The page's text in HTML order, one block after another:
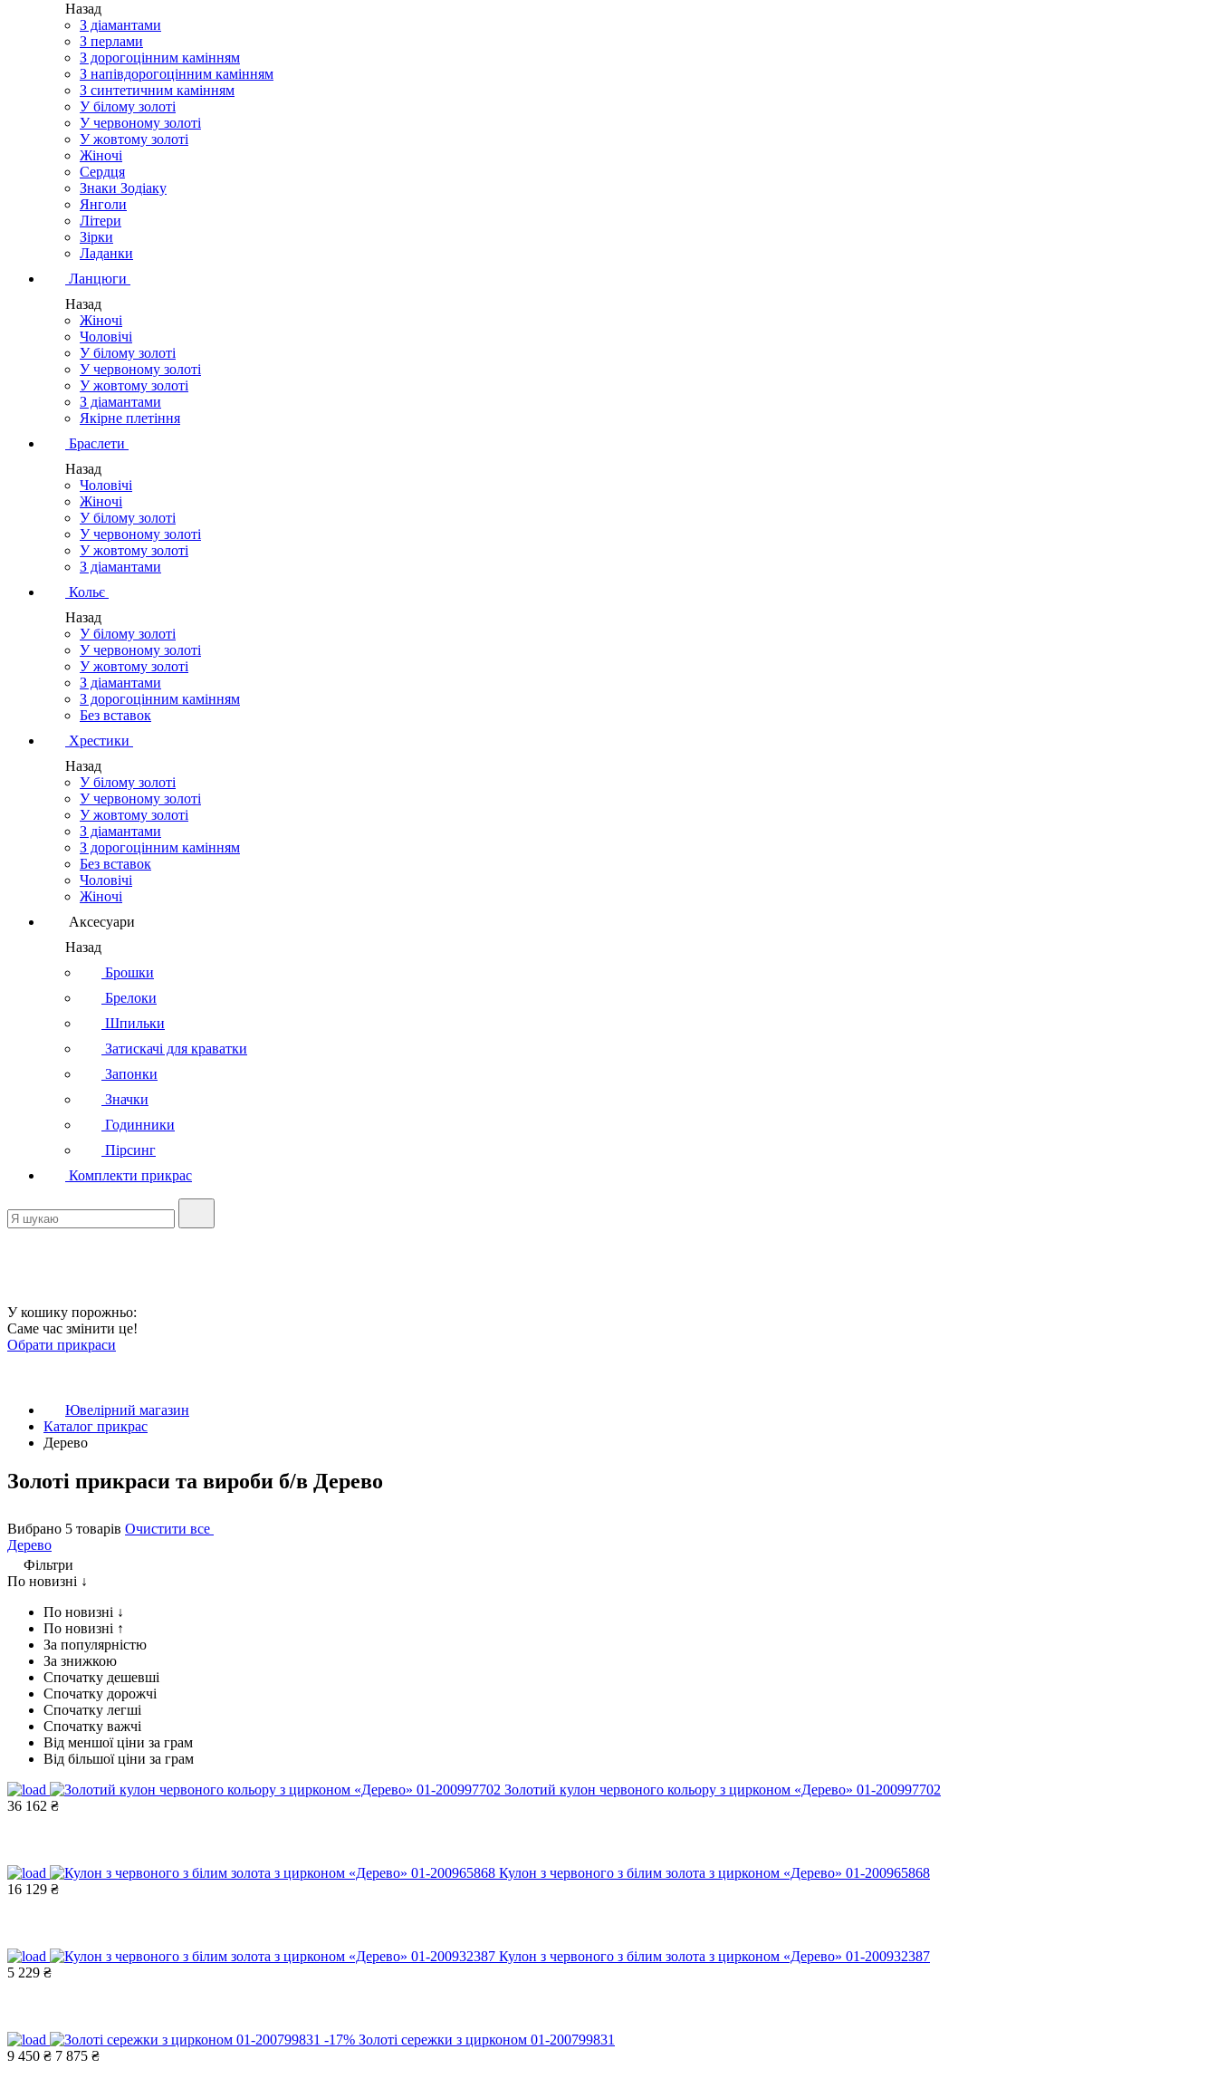
Назад
З діамантами
З перлами
З дорогоцінним камінням
З напівдорогоцінним камінням
З синтетичним камінням
У білому золоті
У червоному золоті
У жовтому золоті
Жіночі
Сердця
Знаки Зодіаку
Янголи
Літери
Зірки
Ладанки
Ланцюги
Назад
Жіночі
Чоловічі
У білому золоті
У червоному золоті
У жовтому золоті
З діамантами
Якірне плетіння
Браслети
Назад
Чоловічі
Жіночі
У білому золоті
У червоному золоті
У жовтому золоті
З діамантами
Кольє
Назад
У білому золоті
У червоному золоті
У жовтому золоті
З діамантами
З дорогоцінним камінням
Без вставок
Хрестики
Назад
У білому золоті
У червоному золоті
У жовтому золоті
З діамантами
З дорогоцінним камінням
Без вставок
Чоловічі
Жіночі
Аксесуари
Назад
Брошки
Брелоки
Шпильки
Затискачі для краватки
Запонки
Значки
Годинники
Пірсинг
Комплекти прикрас
У кошику порожньо:
Саме час змінити це!
Обрати прикраси
Ювелірний магазин
Каталог прикрас
Дерево
Золоті прикраси та вироби б/в Дерево
Вибрано 5 товарів Очистити все
Дерево
Фільтри
По новизні ↓
По новизні ↓
По новизні ↑
За популярністю
За знижкою
Спочатку дешевші
Спочатку дорожчі
Спочатку легші
Спочатку важчі
Від меншої ціни за грам
Від більшої ціни за грам
Золотий кулон червоного кольору з цирконом «Дерево» 01-200997702
36 162 ₴
Кулон з червоного з білим золота з цирконом «Дерево» 01-200965868
16 129 ₴
Кулон з червоного з білим золота з цирконом «Дерево» 01-200932387
5 229 ₴
-17% Золоті сережки з цирконом 01-200799831
9 450 ₴ 7 875 ₴